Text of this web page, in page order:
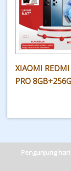
XIAOMI
PRO
Pengunjung hari